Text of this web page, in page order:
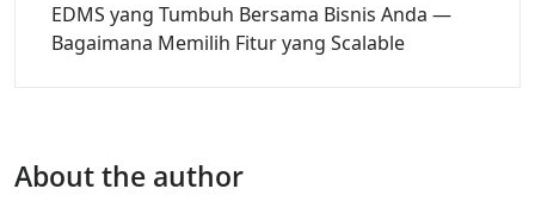
EDMS yang Tumbuh Bersama Bisnis Anda —
Bagaimana Memilih Fitur yang Scalable
About the author